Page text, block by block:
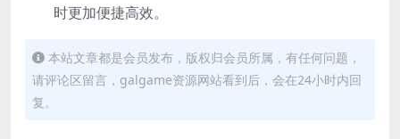
时更加便捷高效。
本站文章都是会员发布，版权归会员所属，有任何问题，
请评论区留言，galgame资源网站看到后，会在24小时内回
复。